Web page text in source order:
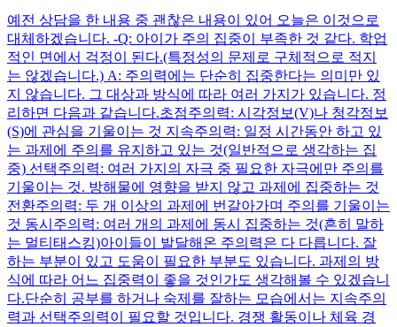
예전 상담을 한 내용 중 괜찮은 내용이 있어 오늘은 이것으로
대체하겠습니다. - ​ Q: 아이가 주의 집중이 부족한 것 같다. 학업
적인 면에서 걱정이 된다.(특정성의 문제로 구체적으로 적지
는 않겠습니다.) A: 주의력에는 단순히 집중한다는 의미만 있
지 않습니다. 그 대상과 방식에 따라 여러 가지가 있습니다. 정
리하면 다음과 같습니다. ​ 초점주의력: 시각정보(V)나 청각정보
(S)에 관심을 기울이는 것 지속주의력: 일정 시간동안 하고 있
는 과제에 주의를 유지하고 있는 것(일반적으로 생각하는 집
중) 선택주의력: 여러 가지의 자극 중 필요한 자극에만 주의를
기울이는 것. 방해물에 영향을 받지 않고 과제에 집중하는 것
전환주의력: 두 개 이상의 과제에 번갈아가며 주의를 기울이는
것 동시주의력: 여러 개의 과제에 동시 집중하는 것(흔히 말하
는 멀티태스킹) ​ 아이들이 발달해온 주의력은 다 다릅니다. 잘
하는 부분이 있고 도움이 필요한 부분도 있습니다. 과제의 방
식에 따라 어느 집중력이 좋을 것인가도 생각해볼 수 있겠습니
다. ​ 단순히 공부를 하거나 숙제를 잘하는 모습에서는 지속주의
력과 선택주의력이 필요할 것입니다. 경쟁 활동이나 체육 경